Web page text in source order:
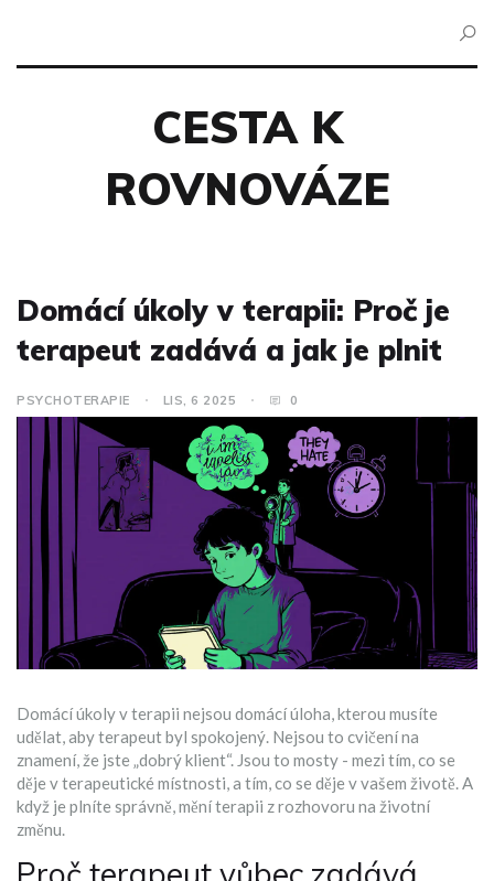
CESTA K
ROVNOVÁZE
Domácí úkoly v terapii: Proč je
terapeut zadává a jak je plnit
PSYCHOTERAPIE LIS, 6 2025 0
Domácí úkoly v terapii nejsou domácí úloha, kterou musíte
udělat, aby terapeut byl spokojený. Nejsou to cvičení na
znamení, že jste „dobrý klient“. Jsou to mosty - mezi tím, co se
děje v terapeutické místnosti, a tím, co se děje v vašem životě. A
když je plníte správně, mění terapii z rozhovoru na životní
změnu.